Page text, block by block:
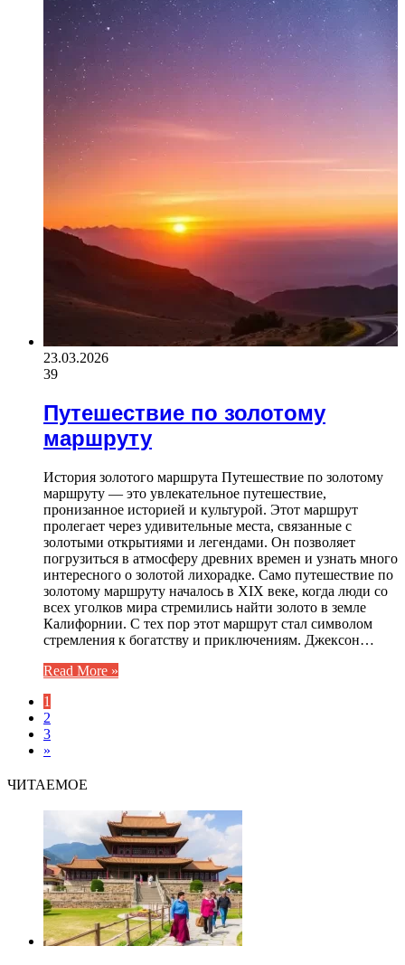
23.03.2026
39
Путешествие по золотому
маршруту
История золотого маршрута Путешествие по золотому
маршруту — это увлекательное путешествие,
пронизанное историей и культурой. Этот маршрут
пролегает через удивительные места, связанные с
золотыми открытиями и легендами. Он позволяет
погрузиться в атмосферу древних времен и узнать много
интересного о золотой лихорадке. Само путешествие по
золотому маршруту началось в XIX веке, когда люди со
всех уголков мира стремились найти золото в земле
Калифорнии. С тех пор этот маршрут стал символом
стремления к богатству и приключениям. Джексон…
Read More »
1
2
3
»
ЧИТАЕМОЕ